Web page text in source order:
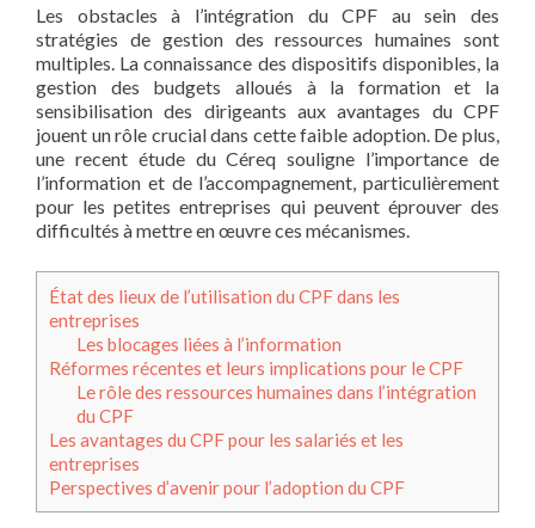
Les obstacles à l’intégration du CPF au sein des
stratégies de gestion des ressources humaines sont
multiples. La connaissance des dispositifs disponibles, la
gestion des budgets alloués à la formation et la
sensibilisation des dirigeants aux avantages du CPF
jouent un rôle crucial dans cette faible adoption. De plus,
une recent étude du Céreq souligne l’importance de
l’information et de l’accompagnement, particulièrement
pour les petites entreprises qui peuvent éprouver des
difficultés à mettre en œuvre ces mécanismes.
État des lieux de l’utilisation du CPF dans les
entreprises
Les blocages liées à l’information
Réformes récentes et leurs implications pour le CPF
Le rôle des ressources humaines dans l’intégration
du CPF
Les avantages du CPF pour les salariés et les
entreprises
Perspectives d’avenir pour l’adoption du CPF